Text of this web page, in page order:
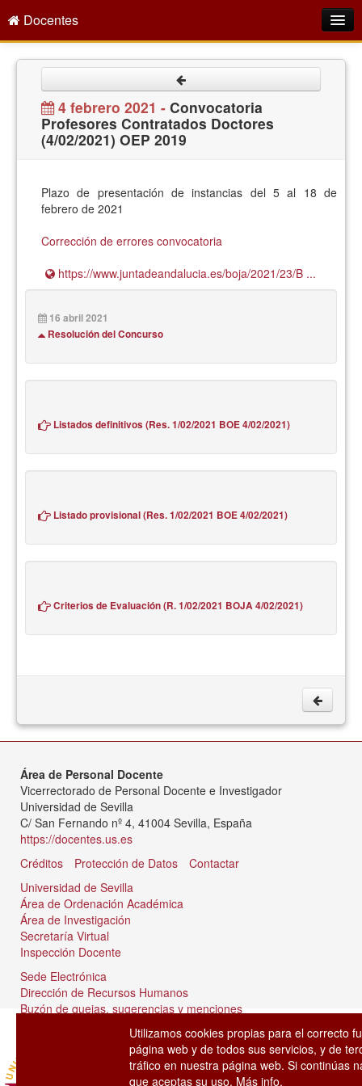
Docentes
Empleo Público
Gestión PDI
Seprus
4 febrero 2021 - Convocatoria
Profesores Contratados Doctores
(4/02/2021) OEP 2019
Plazo de presentación de instancias del 5 al 18 de
febrero de 2021
Corrección de errores convocatoria
https://www.juntadeandalucia.es/boja/2021/23/B ...
16 abril 2021
Resolución del Concurso
Listados definitivos (Res. 1/02/2021 BOE 4/02/2021)
Listado provisional (Res. 1/02/2021 BOE 4/02/2021)
Criterios de Evaluación (R. 1/02/2021 BOJA 4/02/2021)
Área de Personal Docente
Vicerrectorado de Personal Docente e Investigador
Universidad de Sevilla
C/ San Fernando nº 4, 41004 Sevilla, España
https://docentes.us.es
Créditos
Protección de Datos
Contactar
Universidad de Sevilla
Área de Ordenación Académica
Área de Investigación
Secretaría Virtual
Inspección Docente
Sede Electrónica
Dirección de Recursos Humanos
Buzón de quejas, sugerencias y menciones
Utilizamos cookies propias para el correcto
página web y de todos sus servicios, y de
tráfico en nuestra página web. Si continúas
que aceptas su uso. Más info.